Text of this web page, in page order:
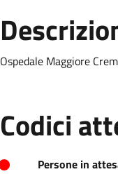
Ospedale Maggiore
Codici
Persone in